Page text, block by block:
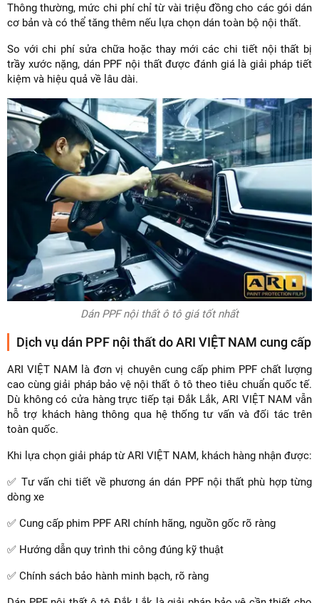
Thông thường, mức chi phí chỉ từ vài triệu đồng cho các gói dán
cơ bản và có thể tăng thêm nếu lựa chọn dán toàn bộ nội thất.
So với chi phí sửa chữa hoặc thay mới các chi tiết nội thất bị
trầy xước nặng, dán PPF nội thất được đánh giá là giải pháp tiết
kiệm và hiệu quả về lâu dài.
Dán PPF nội thất ô tô giá tốt nhất
Dịch vụ dán PPF nội thất do ARI VIỆT NAM cung cấp
ARI VIỆT NAM là đơn vị chuyên cung cấp phim PPF chất lượng
cao cùng giải pháp bảo vệ nội thất ô tô theo tiêu chuẩn quốc tế.
Dù không có cửa hàng trực tiếp tại Đắk Lắk, ARI VIỆT NAM vẫn
hỗ trợ khách hàng thông qua hệ thống tư vấn và đối tác trên
toàn quốc.
Khi lựa chọn giải pháp từ ARI VIỆT NAM, khách hàng nhận được:
✅ Tư vấn chi tiết về phương án dán PPF nội thất phù hợp từng
dòng xe
✅ Cung cấp phim PPF ARI chính hãng, nguồn gốc rõ ràng
✅ Hướng dẫn quy trình thi công đúng kỹ thuật
✅ Chính sách bảo hành minh bạch, rõ ràng